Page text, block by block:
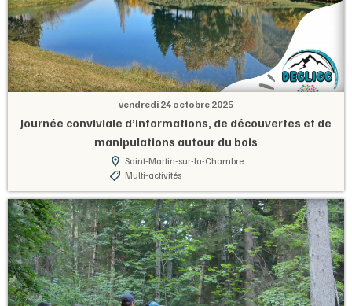
vendredi 24 octobre 2025
Journée conviviale d’informations, de découvertes et de
manipulations autour du bois
Saint-Martin-sur-la-Chambre
Multi-activités